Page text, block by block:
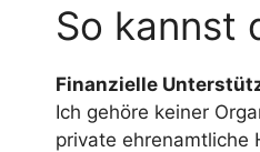
So kannst
Finanzielle
Ich gehöre keiner
private ehrenamtliche